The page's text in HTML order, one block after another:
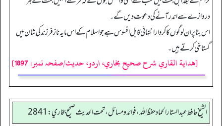
دروازے سے اندر آنے کی دعوت دیں گے۔
اس بنا پر ان لوگوں کا کردار انتہائی قابل افسوس ہے جو اسلام کے اس مایہ ناز فرزند کی شان میں
گستاخی کرتے ہیں۔
[هداية القاري شرح صحيح بخاري، اردو، حدیث/صفحہ نمبر: 1897]
الشيخ حافط عبدالستار الحماد حفظ الله، فوائد و مسائل، تحت الحديث صحيح بخاري:2841